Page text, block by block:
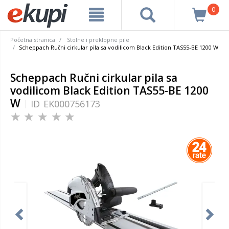
0
Početna stranica
Stolne i preklopne pile
Scheppach Ručni cirkular pila sa vodilicom Black Edition TAS55-BE 1200 W
Scheppach Ručni cirkular pila sa
vodilicom Black Edition TAS55-BE 1200
W
ID EK000756173